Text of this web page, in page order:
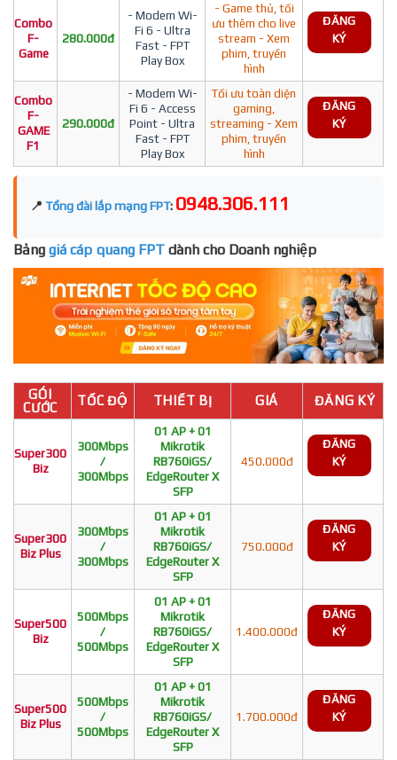
Combo
F-
Game
280.000đ
- Modem Wi-
Fi 6 - Ultra
Fast - FPT
Play Box
- Game thủ, tối
ưu thêm cho live
stream - Xem
phim, truyền
hình
ĐĂNG
KÝ
Combo
F-
GAME
F1
290.000đ
- Modem Wi-
Fi 6 - Access
Point - Ultra
Fast - FPT
Play Box
Tối ưu toàn diện
gaming,
streaming - Xem
phim, truyền
hình
ĐĂNG
KÝ
📍 Tổng đài lắp mạng FPT: 0948.306.111
Bảng giá cáp quang FPT dành cho Doanh nghiệp
GÓI
CƯỚC
TỐC ĐỘ THIẾT BỊ GIÁ ĐĂNG KÝ
Super300
Biz
300Mbps
/
300Mbps
01 AP + 01
Mikrotik
RB760iGS/
EdgeRouter X
SFP
450.000đ
ĐĂNG
KÝ
Super300
Biz Plus
300Mbps
/
300Mbps
01 AP + 01
Mikrotik
RB760iGS/
EdgeRouter X
SFP
750.000đ
ĐĂNG
KÝ
Super500
Biz
500Mbps
/
500Mbps
01 AP + 01
Mikrotik
RB760iGS/
EdgeRouter X
SFP
1.400.000đ
ĐĂNG
KÝ
Super500
Biz Plus
500Mbps
/
500Mbps
01 AP + 01
Mikrotik
RB760iGS/
EdgeRouter X
SFP
1.700.000đ
ĐĂNG
KÝ